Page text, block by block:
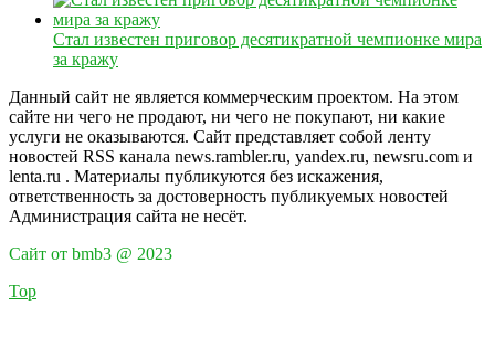
Стал известен приговор десятикратной чемпионке мира
за кражу
Данный сайт не является коммерческим проектом. На этом
сайте ни чего не продают, ни чего не покупают, ни какие
услуги не оказываются. Сайт представляет собой ленту
новостей RSS канала news.rambler.ru, yandex.ru, newsru.com и
lenta.ru . Материалы публикуются без искажения,
ответственность за достоверность публикуемых новостей
Администрация сайта не несёт.
Сайт от bmb3 @ 2023
Top